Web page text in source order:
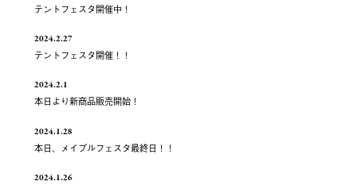
テントフェスタ開催中！
2024.2.27
テントフェスタ開催！！
2024.2.1
本日より新商品販売開始！
2024.1.28
本日、メイプルフェスタ最終日！！
2024.1.26